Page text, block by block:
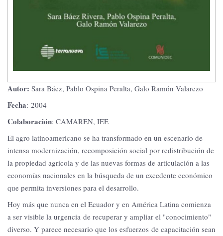
Autor: Sara Báez, Pablo Ospina Peralta, Galo Ramón Valarezo
Fecha: 2004
Colaboración: CAMAREN, IEE
El agro latinoamericano se ha transformado en un escenario de
intensa modernización, recomposición social por redistribución de
la propiedad agrícola y de las nuevas formas de articulación a las
economías nacionales en la búsqueda de un excedente económico
que permita inversiones para el desarrollo.
Hoy más que nunca en el Ecuador y en América Latina comienza
a ser visible la urgencia de recuperar y ampliar el "conocimiento"
diverso. Y parece necesario que los esfuerzos de capacitación sean